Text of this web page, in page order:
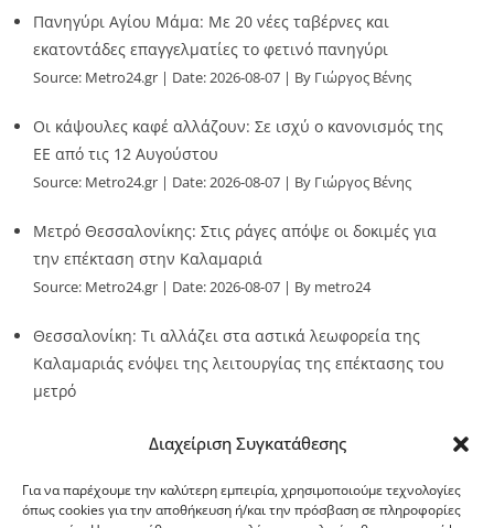
Διαχείριση Συγκατάθεσης
Για να παρέχουμε την καλύτερη εμπειρία, χρησιμοποιούμε τεχνολογίες
όπως cookies για την αποθήκευση ή/και την πρόσβαση σε πληροφορίες
Πανηγύρι Αγίου Μάμα: Με 20 νέες ταβέρνες και
εκατοντάδες επαγγελματίες το φετινό πανηγύρι
Source: Metro24.gr Date: 2026-08-07 By Γιώργος Βένης
Οι κάψουλες καφέ αλλάζουν: Σε ισχύ ο κανονισμός της
ΕΕ από τις 12 Αυγούστου
Source: Metro24.gr Date: 2026-08-07 By Γιώργος Βένης
Μετρό Θεσσαλονίκης: Στις ράγες απόψε οι δοκιμές για
την επέκταση στην Καλαμαριά
Source: Metro24.gr Date: 2026-08-07 By metro24
Θεσσαλονίκη: Τι αλλάζει στα αστικά λεωφορεία της
Καλαμαριάς ενόψει της λειτουργίας της επέκτασης του
μετρό